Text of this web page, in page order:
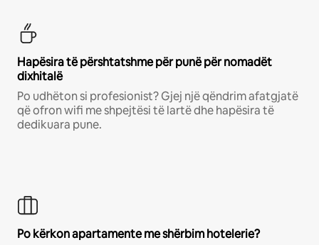
Hapësira të përshtatshme për punë për nomadët
dixhitalë
Po udhëton si profesionist? Gjej një qëndrim afatgjatë
që ofron wifi me shpejtësi të lartë dhe hapësira të
dedikuara pune.
Po kërkon apartamente me shërbim hotelerie?